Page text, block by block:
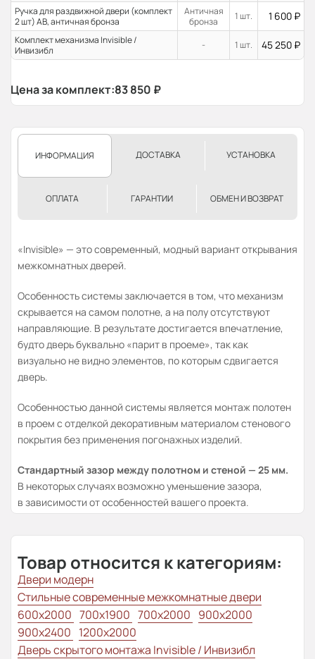
Ручка для раздвижной двери (комплект
2 шт) AB, античная бронза
Античная
бронза
1 шт. 1 600 ₽
Комплект механизма Invisible /
Инвизибл
- 1 шт. 45 250 ₽
Цена за комплект:83 850 ₽
ИНФОРМАЦИЯ ДОСТАВКА УСТАНОВКА
ОПЛАТА ГАРАНТИИ ОБМЕН И ВОЗВРАТ
«Invisible» — это современный, модный вариант открывания
межкомнатных дверей.
Особенность системы заключается в том, что механизм
скрывается на самом полотне, а на полу отсутствуют
направляющие. В результате достигается впечатление,
будто дверь буквально «парит в проеме», так как
визуально не видно элементов, по которым сдвигается
дверь.
Особенностью данной системы является монтаж полотен
в проем с отделкой декоративным материалом стенового
покрытия без применения погонажных изделий.
Стандартный зазор между полотном и стеной — 25 мм.
В некоторых случаях возможно уменьшение зазора,
в зависимости от особенностей вашего проекта.
Товар относится к категориям:
Двери модерн
Стильные современные межкомнатные двери
600x2000 700x1900 700x2000 900x2000
900x2400 1200x2000
Дверь скрытого монтажа Invisible / Инвизибл